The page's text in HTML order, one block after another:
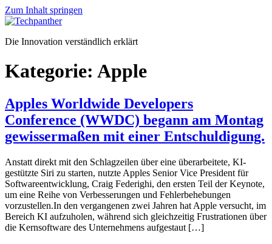
Zum Inhalt springen
Die Innovation verständlich erklärt
Kategorie: Apple
Apples Worldwide Developers
Conference (WWDC) begann am Montag
gewissermaßen mit einer Entschuldigung.
Anstatt direkt mit den Schlagzeilen über eine überarbeitete, KI-
gestützte Siri zu starten, nutzte Apples Senior Vice President für
Softwareentwicklung, Craig Federighi, den ersten Teil der Keynote,
um eine Reihe von Verbesserungen und Fehlerbehebungen
vorzustellen.In den vergangenen zwei Jahren hat Apple versucht, im
Bereich KI aufzuholen, während sich gleichzeitig Frustrationen über
die Kernsoftware des Unternehmens aufgestaut […]